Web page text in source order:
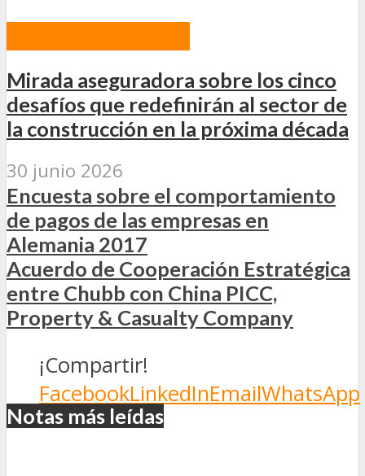
Mirada aseguradora sobre los cinco
desafíos que redefinirán al sector de
la construcción en la próxima década
30 junio 2026
Encuesta sobre el comportamiento
de pagos de las empresas en
Alemania 2017
Acuerdo de Cooperación Estratégica
entre Chubb con China PICC,
Property & Casualty Company
¡Compartir!
FacebookLinkedInEmailWhatsApp
Notas más leídas